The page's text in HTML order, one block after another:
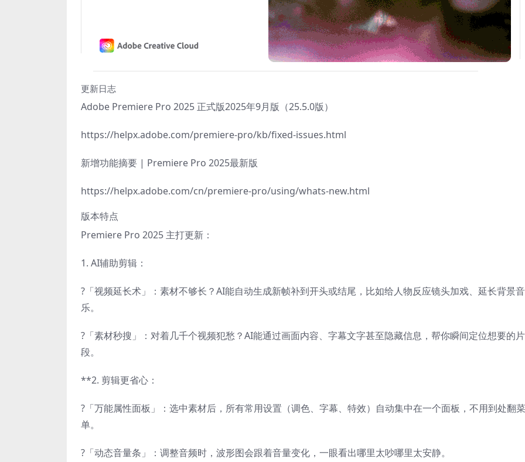
更新日志
Adobe Premiere Pro 2025 正式版2025年9月版（25.5.0版）
https://helpx.adobe.com/premiere-pro/kb/fixed-issues.html
新增功能摘要 | Premiere Pro 2025最新版
https://helpx.adobe.com/cn/premiere-pro/using/whats-new.html
版本特点
Premiere Pro 2025 主打更新：
1. AI辅助剪辑：
?「视频延长术」：素材不够长？AI能自动生成新帧补到开头或结尾，比如给人物反应镜头加戏、延长背景音
乐。
?「素材秒搜」：对着几千个视频犯愁？AI能通过画面内容、字幕文字甚至隐藏信息，帮你瞬间定位想要的片
段。
**2. 剪辑更省心：
?「万能属性面板」：选中素材后，所有常用设置（调色、字幕、特效）自动集中在一个面板，不用到处翻菜
单。
?「动态音量条」：调整音频时，波形图会跟着音量变化，一眼看出哪里太吵哪里太安静。